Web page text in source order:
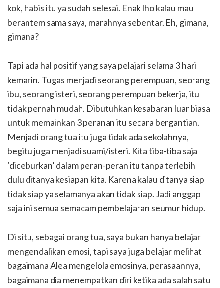
kok, habis itu ya sudah selesai. Enak lho kalau mau
berantem sama saya, marahnya sebentar. Eh, gimana,
gimana?
Tapi ada hal positif yang saya pelajari selama 3 hari
kemarin. Tugas menjadi seorang perempuan, seorang
ibu, seorang isteri, seorang perempuan bekerja, itu
tidak pernah mudah. Dibutuhkan kesabaran luar biasa
untuk memainkan 3 peranan itu secara bergantian.
Menjadi orang tua itu juga tidak ada sekolahnya,
begitu juga menjadi suami/isteri. Kita tiba-tiba saja
‘diceburkan’ dalam peran-peran itu tanpa terlebih
dulu ditanya kesiapan kita. Karena kalau ditanya siap
tidak siap ya selamanya akan tidak siap. Jadi anggap
saja ini semua semacam pembelajaran seumur hidup.
Di situ, sebagai orang tua, saya bukan hanya belajar
mengendalikan emosi, tapi saya juga belajar melihat
bagaimana Alea mengelola emosinya, perasaannya,
bagaimana dia menempatkan diri ketika ada salah satu